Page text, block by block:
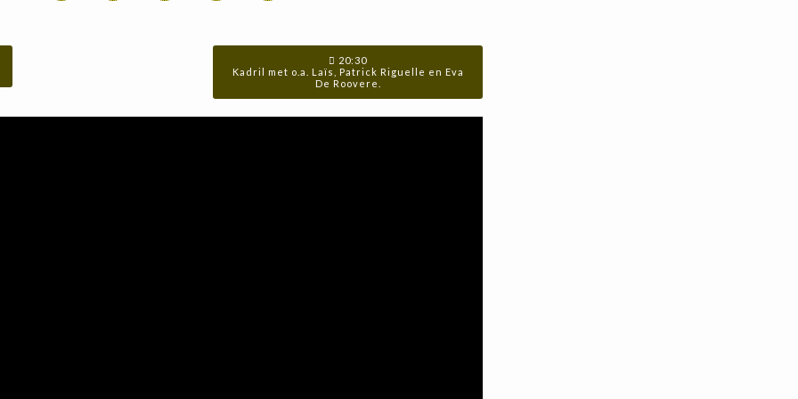
20:30
Kadril met o.a. Laïs, Patrick Riguelle en Eva
De Roovere.